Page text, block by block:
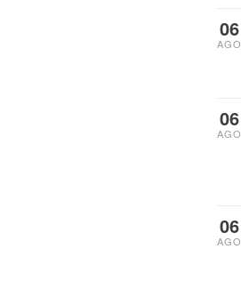
06
AGO
06
AGO
06
AGO